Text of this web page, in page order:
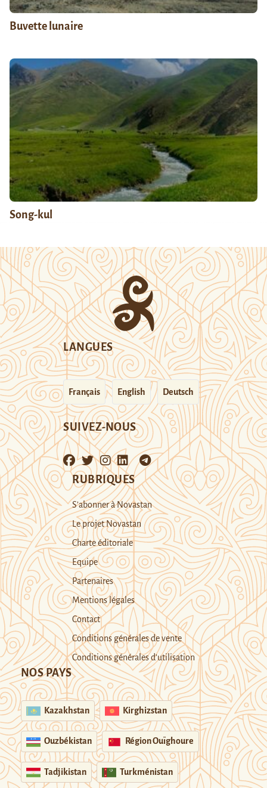
Buvette lunaire
Song-kul
LANGUES
Français English Deutsch
SUIVEZ-NOUS
RUBRIQUES
S’abonner à Novastan
Le projet Novastan
Charte éditoriale
Equipe
Partenaires
Mentions légales
Contact
Conditions générales de vente
Conditions générales d’utilisation
NOS PAYS
Kazakhstan Kirghizstan
Ouzbékistan Région Ouïghoure
Tadjikistan Turkménistan